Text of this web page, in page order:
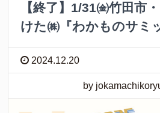
【終了】1/31㈮竹田市
けた㈱『わかものサミ
2024.12.20
by